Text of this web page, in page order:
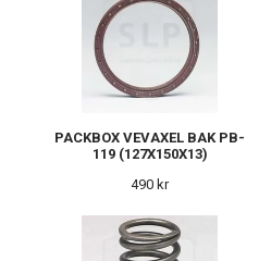
PACKBOX VEVAXEL BAK PB-
119 (127X150X13)
490 kr